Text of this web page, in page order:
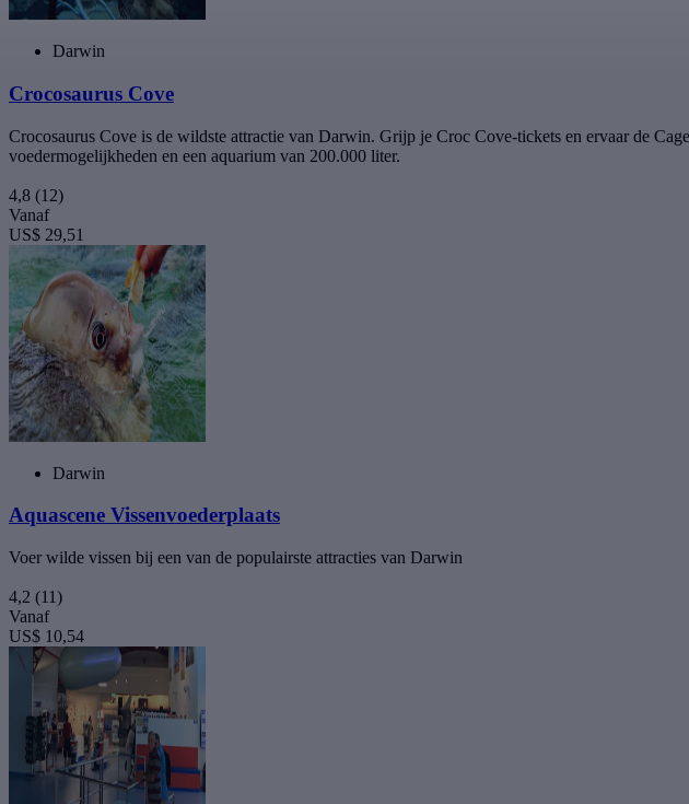
Darwin
Crocosaurus Cove
Crocosaurus Cove is de wildste attractie van Darwin. Grijp je Croc Cove-tickets en ervaar de
voedermogelijkheden en een aquarium van 200.000 liter.
4,8 (12)
Vanaf
US$ 29,51
Darwin
Aquascene Vissenvoederplaats
Voer wilde vissen bij een van de populairste attracties van Darwin
4,2 (11)
Vanaf
US$ 10,54